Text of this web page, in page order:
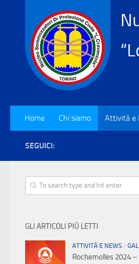
Home Chi siamo Attività e
SEGUICI:
GLI ARTICOLI PIÙ LETTI
ATTIVITÀ E NEWS /
Rochemolles 2024 –